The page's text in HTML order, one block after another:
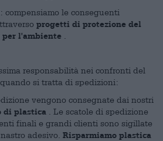
compensiamo le conseguenti
progetti di protezione del
l'ambiente
responsabilità nei confronti del
si tratta di spedizioni:
vengono consegnate dai nostri
di plastica . Le scatole di spedizione
finali e grandi clienti sono sigillate
adesivo. Risparmiamo plastica